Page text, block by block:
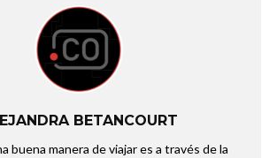
BETANCOURT
buena manera de viajar es a través de la